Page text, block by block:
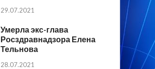
29.07.2021
Умерла экс-глава
Росздравнадзора Елена
Тельнова
28.07.2021